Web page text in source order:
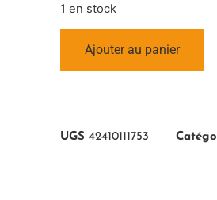
1 en stock
Ajouter au panier
UGS42410111753